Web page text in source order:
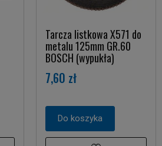
Tarcza listkowa X571 do
metalu 125mm GR.60
BOSCH (wypukła)
7,60 zł
Do koszyka